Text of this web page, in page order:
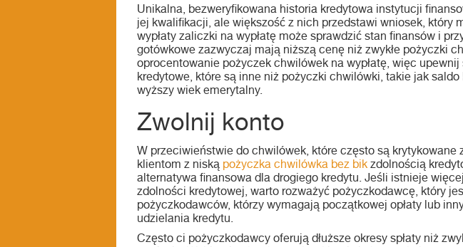
Unikalna, bezweryfikowana historia kredytowa instytucji
jej kwalifikacji, ale większość z nich przedstawi wniosek, który
wypłaty zaliczki na wypłatę może sprawdzić stan finansów i
gotówkowe zazwyczaj mają niższą cenę niż zwykłe pożyczki
oprocentowanie pożyczek chwilówek na wypłatę, więc
kredytowe, które są inne niż pożyczki chwilówki, takie jak
wyższy wiek emerytalny.
Zwolnij konto
W przeciwieństwie do chwilówek, które często są
klientom z niską pożyczka chwilówka bez bik zdolnością
alternatywa finansowa dla drogiego kredytu. Jeśli istnieje
zdolności kredytowej, warto rozważyć pożyczkodawcę, który
pożyczkodawców, którzy wymagają początkowej opłaty lub
udzielania kredytu.
Często ci pożyczkodawcy oferują dłuższe okresy spłaty niż